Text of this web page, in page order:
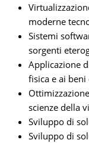
moderne
Sistemi
sorgenti
Applicazione
fisica e ai
scienze della
Sviluppo di
Sviluppo di